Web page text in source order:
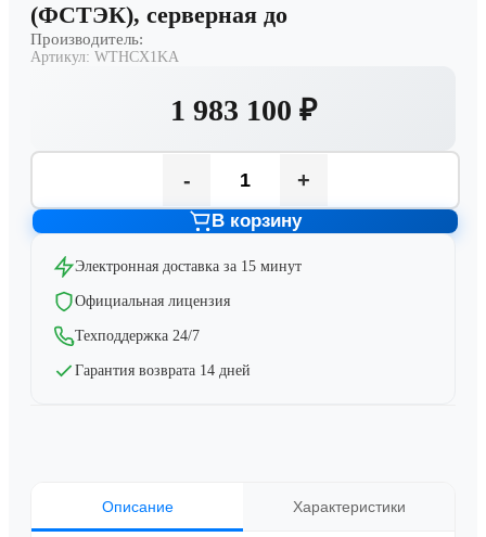
(ФСТЭК), серверная до
Производитель:
Артикул: WTHCX1KA
1 983 100 ₽
- +
В корзину
Электронная доставка за 15 минут
Официальная лицензия
Техподдержка 24/7
Гарантия возврата 14 дней
Описание Характеристики